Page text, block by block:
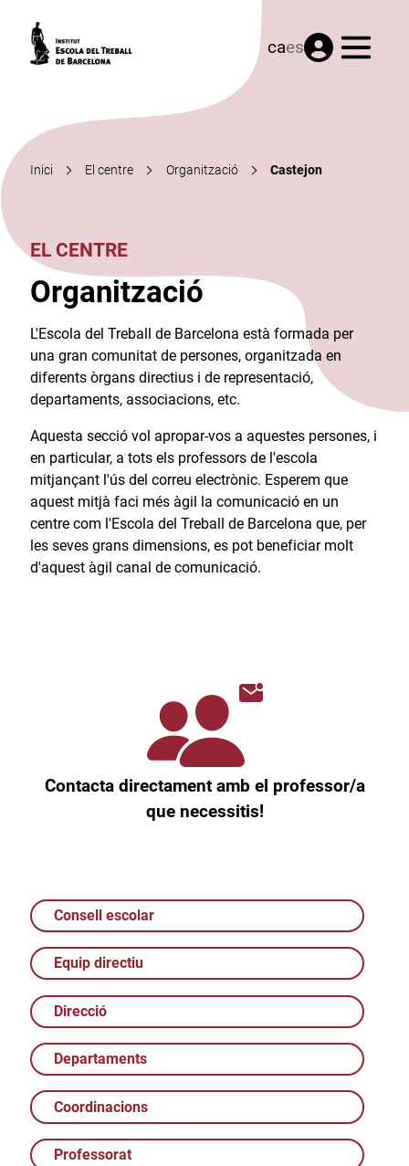
caes Menú
Inici El centre Organització Castejon
EL CENTRE
Organització
L'Escola del Treball de Barcelona està formada per
una gran comunitat de persones, organitzada en
diferents òrgans directius i de representació,
departaments, associacions, etc.​
Aquesta secció vol apropar-vos a aquestes persones, i
en particular, a tots els professors de l'escola
mitjançant l'ús del correu electrònic. Esperem que
aquest mitjà faci més àgil la comunicació en un
centre com l'Escola del Treball de Barcelona que, per
les seves grans dimensions, es pot beneficiar molt
d'aquest àgil canal de comunicació.​
Contacta directament amb el professor/a
que necessitis!
Consell escolar
Equip directiu
Direcció
Departaments
Coordinacions
Professorat